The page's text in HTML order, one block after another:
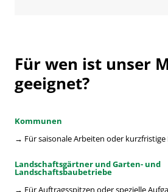
Für wen ist unser
geeignet?
Kommunen
→ Für saisonale Arbeiten oder kurzfristige
Landschaftsgärtner und Garten- und
Landschaftsbaubetriebe
→ Für Auftragsspitzen oder spezielle